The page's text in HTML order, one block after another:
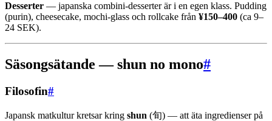
Desserter — japanska combini-desserter är i en egen klass. Pudding
(purin), cheesecake, mochi-glass och rollcake från ¥150–400 (ca 9–
24 SEK).
Säsongsätande — shun no mono#
Filosofin#
Japansk matkultur kretsar kring shun (旬) — att äta ingredienser på